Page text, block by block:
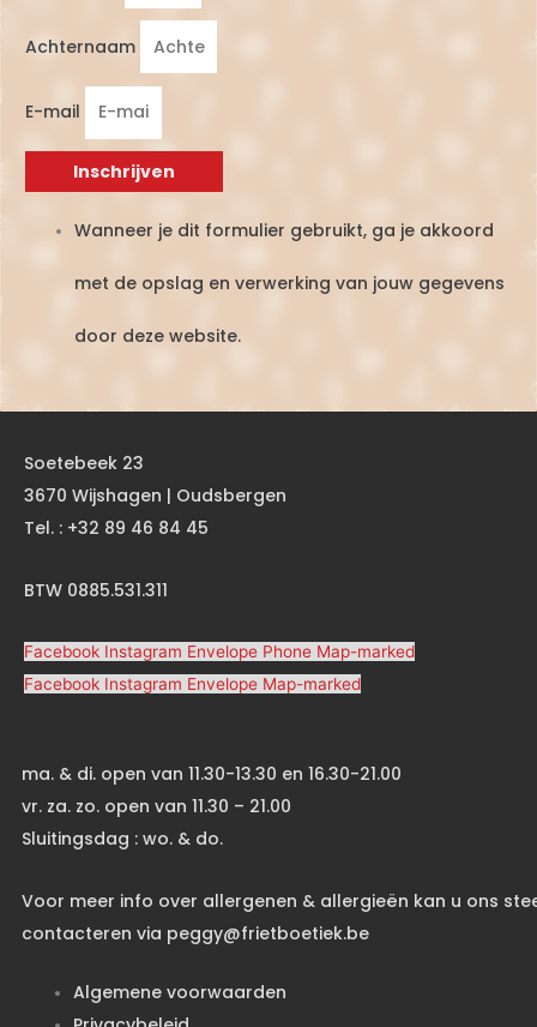
Achternaam
E-mail
Inschrijven
Wanneer je dit formulier gebruikt, ga je akkoord
met de opslag en verwerking van jouw gegevens
door deze website.
Soetebeek 23
3670 Wijshagen | Oudsbergen
Tel. : +32 89 46 84 45
BTW 0885.531.311
Facebook Instagram Envelope Phone Map-marked
Facebook Instagram Envelope Map-marked
ma. & di. open van 11.30-13.30 en 16.30-21.00
vr. za. zo. open van 11.30 – 21.00
Sluitingsdag : wo. & do.
Voor meer info over allergenen & allergieën kan u ons
contacteren via peggy@frietboetiek.be
Algemene voorwaarden